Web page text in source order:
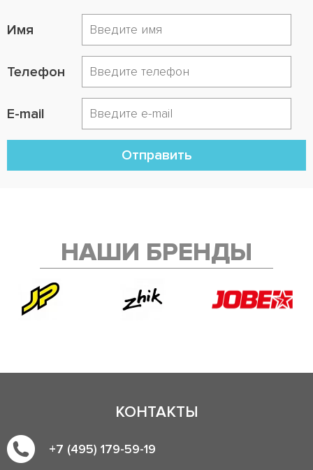
Имя
Телефон
E-mail
Отправить
НАШИ БРЕНДЫ
КОНТАКТЫ
+7 (495) 179-59-19